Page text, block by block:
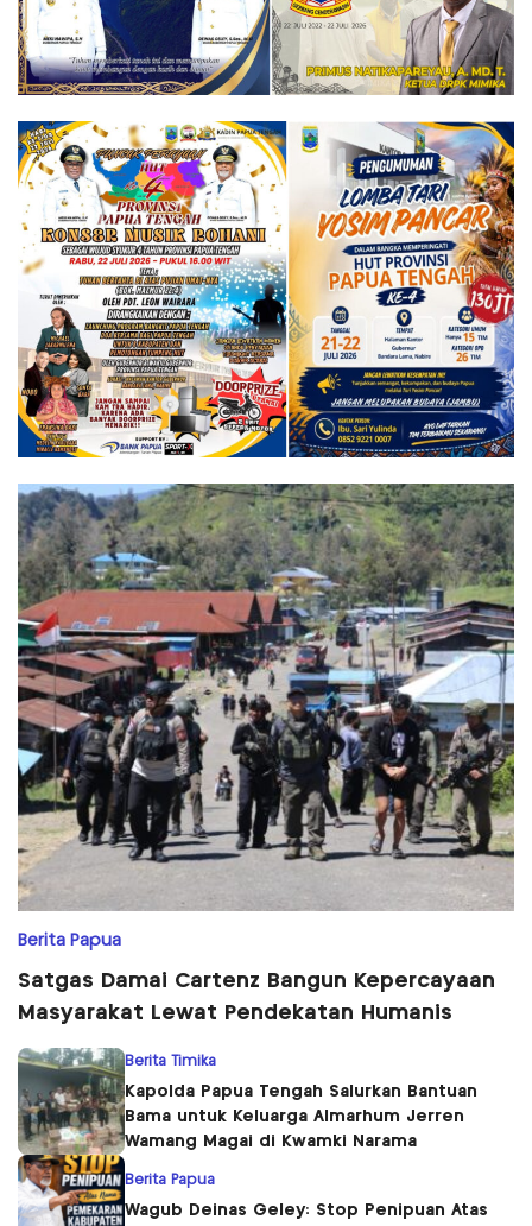
Berita Papua
Satgas Damai Cartenz Bangun Kepercayaan
Masyarakat Lewat Pendekatan Humanis
Berita Timika
Kapolda Papua Tengah Salurkan Bantuan
Bama untuk Keluarga Almarhum Jerren
Wamang Magai di Kwamki Narama
Berita Papua
Wagub Deinas Geley: Stop Penipuan Atas